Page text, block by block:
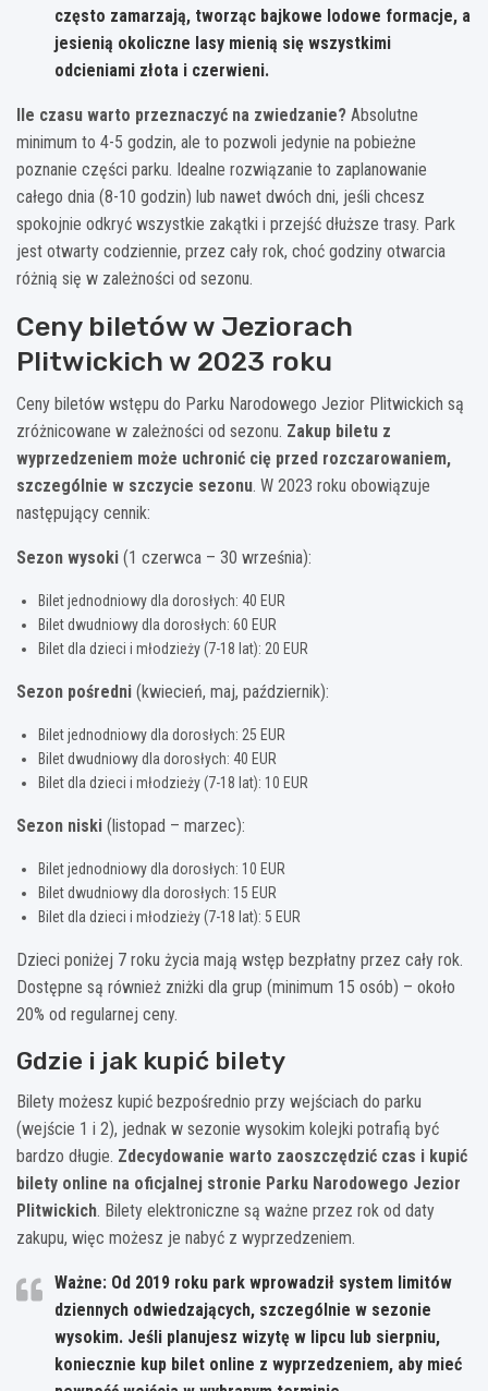
często zamarzają, tworząc bajkowe lodowe formacje, a
jesienią okoliczne lasy mienią się wszystkimi
odcieniami złota i czerwieni.
Ile czasu warto przeznaczyć na zwiedzanie? Absolutne
minimum to 4-5 godzin, ale to pozwoli jedynie na pobieżne
poznanie części parku. Idealne rozwiązanie to zaplanowanie
całego dnia (8-10 godzin) lub nawet dwóch dni, jeśli chcesz
spokojnie odkryć wszystkie zakątki i przejść dłuższe trasy. Park
jest otwarty codziennie, przez cały rok, choć godziny otwarcia
różnią się w zależności od sezonu.
Ceny biletów w Jeziorach
Plitwickich w 2023 roku
Ceny biletów wstępu do Parku Narodowego Jezior Plitwickich są
zróżnicowane w zależności od sezonu. Zakup biletu z
wyprzedzeniem może uchronić cię przed rozczarowaniem,
szczególnie w szczycie sezonu. W 2023 roku obowiązuje
następujący cennik:
Sezon wysoki (1 czerwca – 30 września):
Bilet jednodniowy dla dorosłych: 40 EUR
Bilet dwudniowy dla dorosłych: 60 EUR
Bilet dla dzieci i młodzieży (7-18 lat): 20 EUR
Sezon pośredni (kwiecień, maj, październik):
Bilet jednodniowy dla dorosłych: 25 EUR
Bilet dwudniowy dla dorosłych: 40 EUR
Bilet dla dzieci i młodzieży (7-18 lat): 10 EUR
Sezon niski (listopad – marzec):
Bilet jednodniowy dla dorosłych: 10 EUR
Bilet dwudniowy dla dorosłych: 15 EUR
Bilet dla dzieci i młodzieży (7-18 lat): 5 EUR
Dzieci poniżej 7 roku życia mają wstęp bezpłatny przez cały rok.
Dostępne są również zniżki dla grup (minimum 15 osób) – około
20% od regularnej ceny.
Gdzie i jak kupić bilety
Bilety możesz kupić bezpośrednio przy wejściach do parku
(wejście 1 i 2), jednak w sezonie wysokim kolejki potrafią być
bardzo długie. Zdecydowanie warto zaoszczędzić czas i kupić
bilety online na oficjalnej stronie Parku Narodowego Jezior
Plitwickich. Bilety elektroniczne są ważne przez rok od daty
zakupu, więc możesz je nabyć z wyprzedzeniem.
Ważne: Od 2019 roku park wprowadził system limitów
dziennych odwiedzających, szczególnie w sezonie
wysokim. Jeśli planujesz wizytę w lipcu lub sierpniu,
koniecznie kup bilet online z wyprzedzeniem, aby mieć